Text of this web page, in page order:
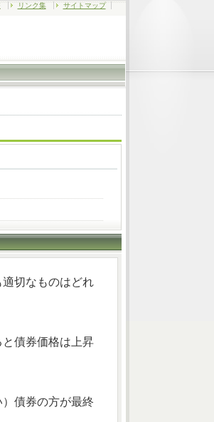
リンク集 サイトマップ
切なものはどれ
債券価格は上昇
債券の方が最終